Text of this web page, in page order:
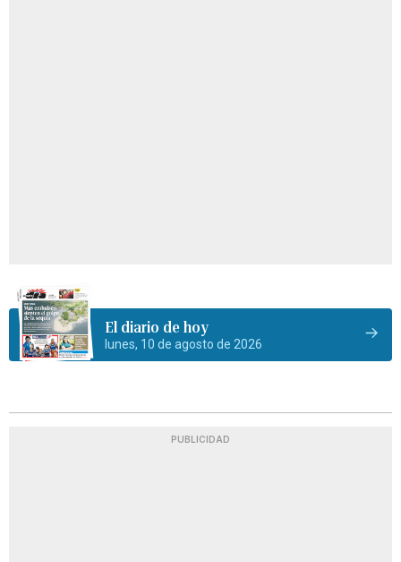
El diario de hoy
lunes, 10 de agosto de 2026
PUBLICIDAD